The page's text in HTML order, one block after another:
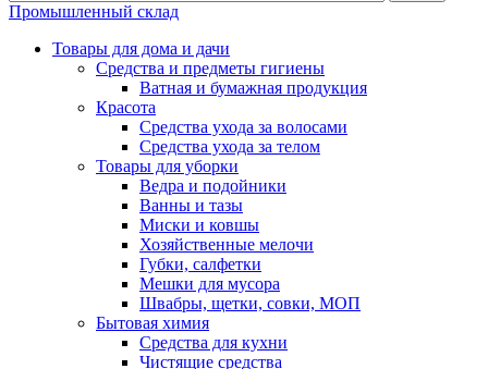
Промышленный склад
Товары для дома и дачи
Средства и предметы гигиены
Ватная и бумажная продукция
Красота
Средства ухода за волосами
Средства ухода за телом
Товары для уборки
Ведра и подойники
Ванны и тазы
Миски и ковшы
Хозяйственные мелочи
Губки, салфетки
Мешки для мусора
Швабры, щетки, совки, МОП
Бытовая химия
Средства для кухни
Чистящие средства